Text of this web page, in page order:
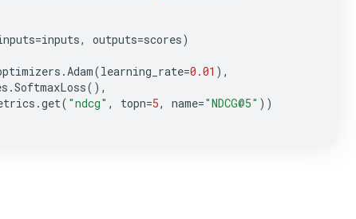
=inputs, outputs=scores)
.Adam(learning_rate=0.01 ),
.SoftmaxLoss(),
.get( "ndcg" , topn=5, name="NDCG@5" ))